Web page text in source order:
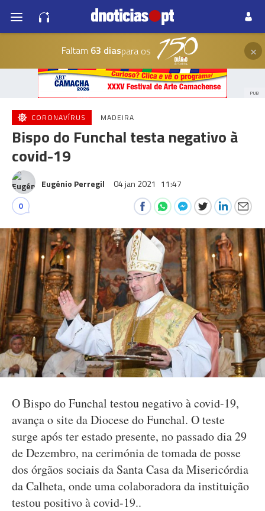
Faltam 63 diaspara os ×
PUB
CORONAVÍRUS MADEIRA
Bispo do Funchal testa negativo à
covid-19
Eugénio Perregil 04 jan 2021 11:47
0
O Bispo do Funchal testou negativo à covid-19,
avança o site da Diocese do Funchal. O teste
surge após ter estado presente, no passado dia 29
de Dezembro, na cerimónia de tomada de posse
dos órgãos sociais da Santa Casa da Misericórdia
da Calheta, onde uma colaboradora da instituição
testou positivo à covid-19..